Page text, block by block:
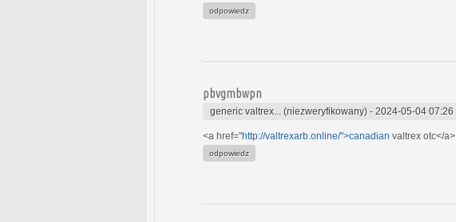
odpowiedz
pbvgmbwpn
generic valtrex... (niezweryfikowany) - 2024-05-04 07:26
<a href="http://valtrexarb.online/">canadian valtrex otc</a>
odpowiedz